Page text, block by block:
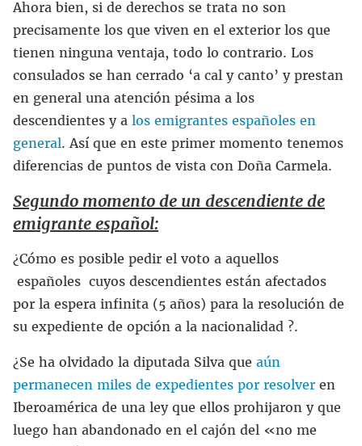
Ahora bien, si de derechos se trata no son
precisamente los que viven en el exterior los que
tienen ninguna ventaja, todo lo contrario. Los
consulados se han cerrado ‘a cal y canto’ y prestan
en general una atención pésima a los
descendientes y a los emigrantes españoles en
general. Así que en este primer momento tenemos
diferencias de puntos de vista con Doña Carmela.
Segundo momento de un descendiente de
emigrante español:
¿Cómo es posible pedir el voto a aquellos
españoles cuyos descendientes están afectados
por la espera infinita (5 años) para la resolución de
su expediente de opción a la nacionalidad ?.
¿Se ha olvidado la diputada Silva que aún
permanecen miles de expedientes por resolver en
Iberoamérica de una ley que ellos prohijaron y que
luego han abandonado en el cajón del «no me